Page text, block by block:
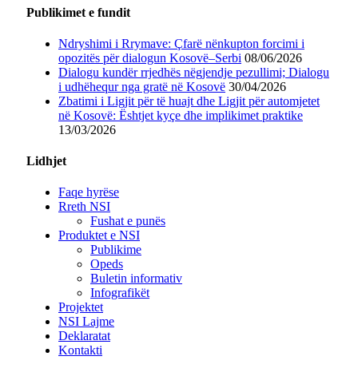
Publikimet e fundit
Ndryshimi i Rrymave: Çfarë nënkupton forcimi i
opozitës për dialogun Kosovë–Serbi 08/06/2026
Dialogu kundër rrjedhës nëgjendje pezullimi; Dialogu
i udhëhequr nga gratë në Kosovë 30/04/2026
Zbatimi i Ligjit për të huajt dhe Ligjit për automjetet
në Kosovë: Ështjet kyçe dhe implikimet praktike
13/03/2026
Lidhjet
Faqe hyrëse
Rreth NSI
Fushat e punës
Produktet e NSI
Publikime
Opeds
Buletin informativ
Infografikët
Projektet
NSI Lajme
Deklaratat
Kontakti